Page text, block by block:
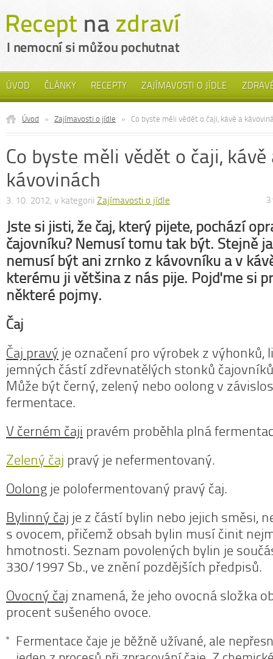
ÚVOD ČLÁNKY RECEPTY ZAJÍMAVOSTI O JÍDLE
Úvod » Zajímavosti o jídle » Co byste měli vědět o čaji, kávě a
Co byste měli vědět o čaji, kávě
kávovinách
3. 10. 2012, v kategorii Zajímavosti o jídle
Jste si jisti, že čaj, který pijete, pochází
čajovníku? Nemusí tomu tak být. Stejně
nemusí být ani zrnko z kávovníku a v
kterému ji většina z nás pije. Pojďme si
některé pojmy.
Čaj
Čaj pravý je označení pro výrobek z výhonků,
jemných částí zdřevnatělých stonků
Může být černý, zelený nebo oolong v
fermentace.
V černém čaji pravém proběhla plná
Zelený čaj pravý je nefermentovaný.
Oolong je polofermentovaný pravý čaj.
Bylinný čaj je z částí bylin nebo jejich směsi,
s ovocem, přičemž obsah bylin musí činit
hmotnosti. Seznam povolených bylin je
330/1997 Sb., ve znění pozdějších předpisů.
Ovocný čaj znamená, že jeho ovocná složka
procent sušeného ovoce.
Fermentace čaje je běžně užívané, ale